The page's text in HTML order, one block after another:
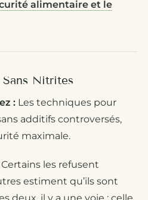
alimentaire et le
Nitrites
: Les techniques pour
additifs controversés,
maximale.
les refusent
estiment qu’ils sont